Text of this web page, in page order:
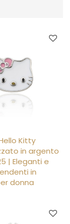
Kitty
in argento
| Eleganti e
in
donna